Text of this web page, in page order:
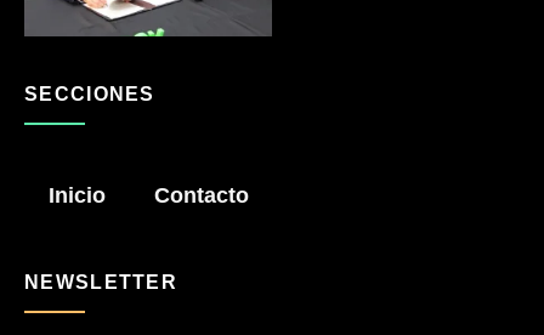
SECCIONES
Inicio Contacto
NEWSLETTER